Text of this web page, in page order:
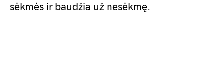
sėkmės ir baudžia už nesėkmę.